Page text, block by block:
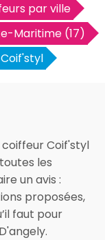
par ville
Maritime (17)
Coif'styl
coiffeur Coif'styl
les
un avis :
proposées,
faut pour